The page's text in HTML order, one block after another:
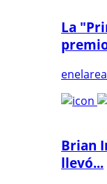
La
enelarea
Brian
llevó...